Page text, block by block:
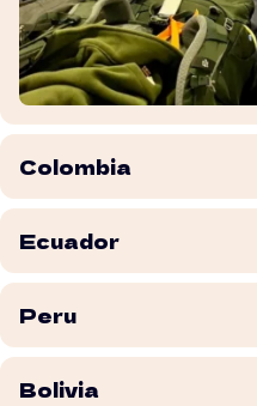
Colombia
Ecuador
Peru
Bolivia